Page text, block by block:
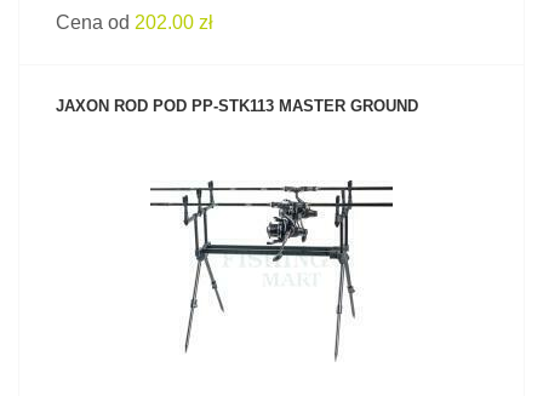
Cena od 202.00 zł
JAXON ROD POD PP-STK113 MASTER GROUND
ZOBACZ PRODUKT